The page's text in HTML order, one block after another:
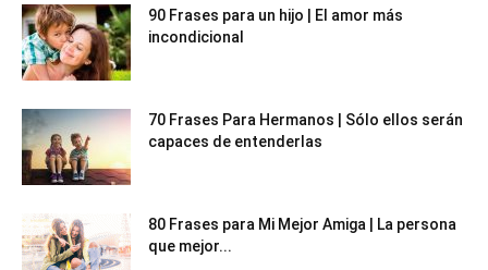
90 Frases para un hijo | El amor más
incondicional
70 Frases Para Hermanos | Sólo ellos serán
capaces de entenderlas
80 Frases para Mi Mejor Amiga | La persona
que mejor...